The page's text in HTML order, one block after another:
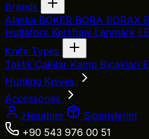
Brands
Alaska BÖKER BORA BORAX
Hultafors Kershaw Lanmark
Knife Types
Taktik Çakılar Kamp Bıçakları
Hunting Knives
Accessories
Hesabım
Siparişlerim
+90 543 976 00 51